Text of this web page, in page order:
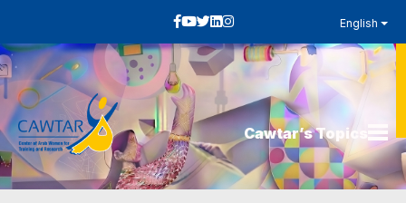
English
Cawtar’s Topics